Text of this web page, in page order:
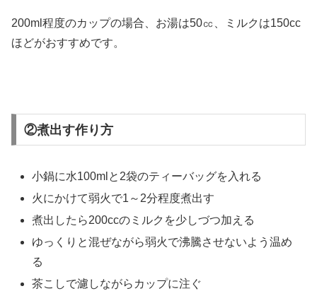
200ml程度のカップの場合、お湯は50㏄、ミルクは150cc
ほどがおすすめです。
②煮出す作り方
小鍋に水100mlと2袋のティーバッグを入れる
火にかけて弱火で1～2分程度煮出す
煮出したら200ccのミルクを少しづつ加える
ゆっくりと混ぜながら弱火で沸騰させないよう温め
る
茶こしで濾しながらカップに注ぐ